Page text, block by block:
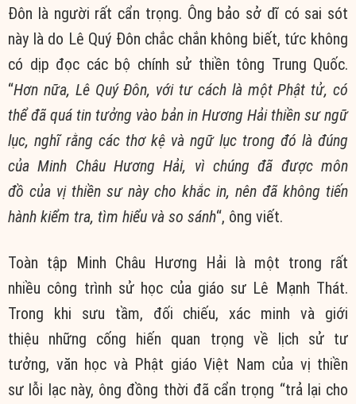
Đôn là người rất cẩn trọng. Ông bảo sở dĩ có sai sót
này là do Lê Quý Đôn chắc chắn không biết, tức không
có dịp đọc các bộ chính sử thiền tông Trung Quốc.
“Hơn nữa, Lê Quý Đôn, với tư cáchlà mộtPhật tử, có
thể đã quá tin tưởng vào bản in Hương Hải thiền sư ngữ
lục, nghĩ rằng các thơ kệ và ngữ lục trong đó là đúng
củaMinh Châu Hương Hải, vì chúng đã đượcmôn
đồ của vị thiền sưnày cho khắc in, nên đã không tiến
hành kiểm tra, tìm hiểu và so sánh“, ông viết.
Toàn tập Minh Châu Hương Hải là một trong rất
nhiều công trình sử học của giáo sư Lê Mạnh Thát.
Trong khi sưu tầm, đối chiếu, xác minh và giới
thiệu những cống hiến quan trọng về lịch sử tư
tưởng, văn học và Phật giáo Việt Nam của vị thiền
sư lỗi lạcnày, ông đồng thời đã cẩn trọng “trả lại cho